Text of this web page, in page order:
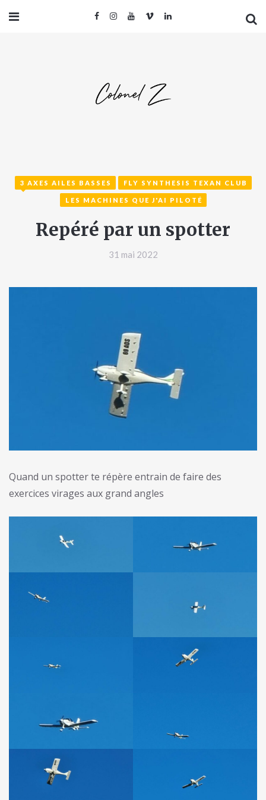
3 AXES AILES BASSES FLY SYNTHESIS TEXAN CLUB
LES MACHINES QUE J'AI PILOTÉ
Repéré par un spotter
31 mai 2022
Quand un spotter te répère entrain de faire des
exercices virages aux grand angles